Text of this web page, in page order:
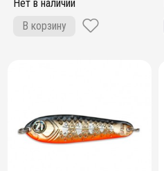
Нет в наличии
В корзину